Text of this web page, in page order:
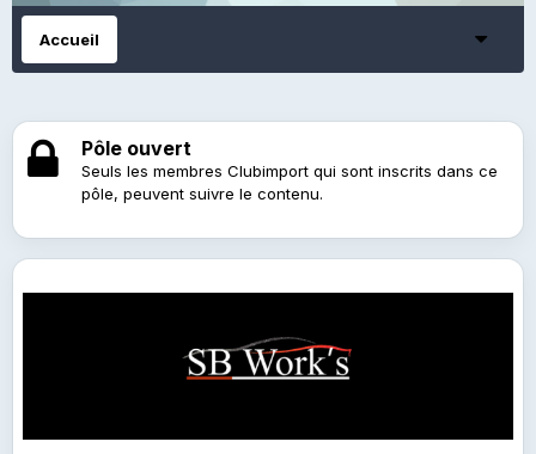
Accueil
Pôle ouvert
Seuls les membres Clubimport qui sont inscrits dans ce
pôle, peuvent suivre le contenu.